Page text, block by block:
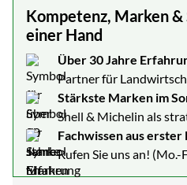
Kompetenz, Marken &
einer Hand
Über 30 Jahre
Partner für
Stärkste Marken im
Shell & Michelin als
Fachwissen aus erster
Rufen Sie uns an!